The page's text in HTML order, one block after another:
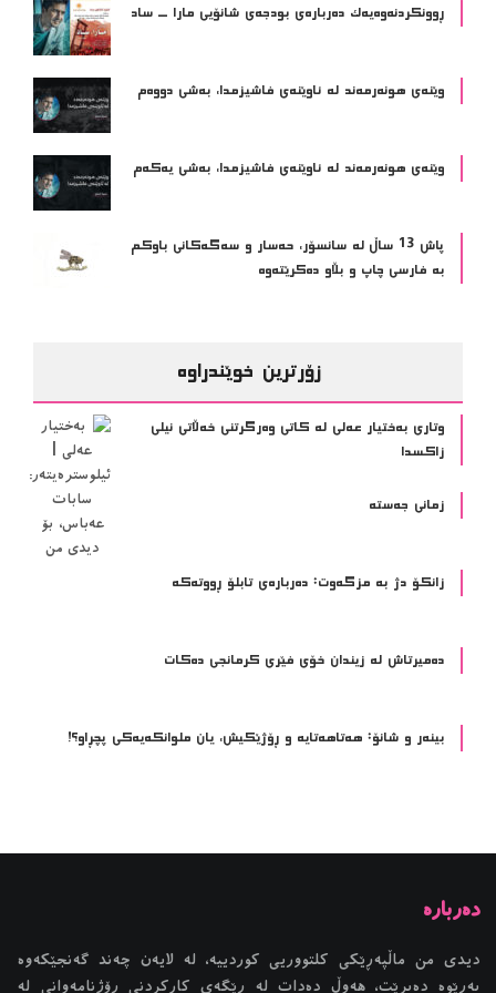
ڕوونکردنەوەیەک دەربارەی بودجەی شانۆیی مارا ــ ساد
وێنه‌ی هونه‌رمه‌ند له‌ ئاوێنه‌ی فاشیزمدا، به‌شی دووه‌م
وێنه‌ی هونه‌رمه‌ند له‌ ئاوێنه‌ی فاشیزمدا، به‌شی یه‌كه‌م
پاش 13 ساڵ لە سانسۆر، حەسار و سەگەکانی باوکم
بە فارسی چاپ و بڵاو دەکرێتەوە
زۆرترین خوێندراوە
وتاری بەختیار عەلی لە کاتی وەرگرتنی خەڵاتی نیلی
زاکسدا
زمانی جەستە
زانکۆ دژ بە مزگەوت: دەربارەى تابلۆ ڕووتەکە
ده‌میرتاش له‌ زیندان خۆی فێری كرمانجی ده‌كات
بینەر و شانۆ: هەتاھەتایە و ڕۆژێکیش، یان ملوانکەیەکی پچڕاو؟!
دیدی من ماڵپەڕێکی کلتووریی کوردییە، لە لایەن چەند گەنجێكه‌وه‌
بەڕێوە دەبرێت، هەوڵ دەدات لە ڕێگەی کارکردنی ڕۆژنامەوانی لە